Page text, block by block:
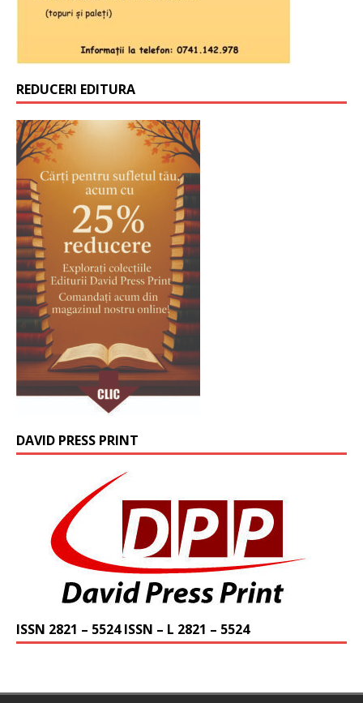
REDUCERI EDITURA
DAVID PRESS PRINT
ISSN 2821 – 5524 ISSN – L 2821 – 5524